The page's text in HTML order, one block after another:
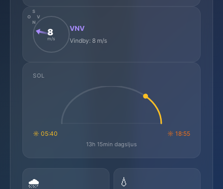
N
S
O
V
8
m/s
VNV
Vindby: 8 m/s
SOL
☼ 05:40 ☼ 18:55
13h 15min dagsljus
🌧️ 💧